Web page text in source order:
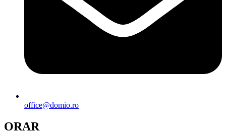
office@domio.ro
ORAR